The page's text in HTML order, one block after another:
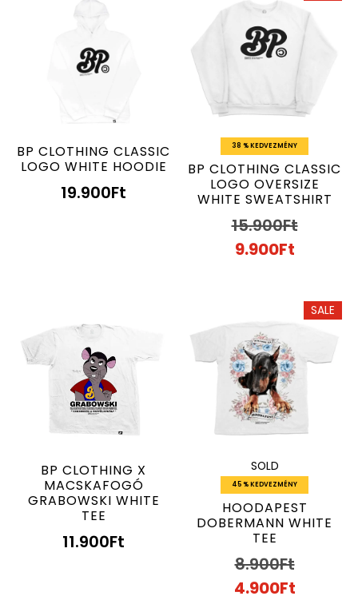
BP CLOTHING CLASSIC
LOGO WHITE HOODIE
19.900Ft
38 % KEDVEZMÉNY
BP CLOTHING CLASSIC
LOGO OVERSIZE
WHITE SWEATSHIRT
15.900Ft
9.900Ft
BP CLOTHING X
MACSKAFOGÓ
GRABOWSKI WHITE
TEE
11.900Ft
SALE
SOLD
45 % KEDVEZMÉNY
HOODAPEST
DOBERMANN WHITE
TEE
8.900Ft
4.900Ft